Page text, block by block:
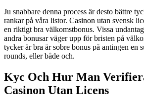
Ju snabbare denna process är desto bättre
rankar på våra listor. Casinon utan svensk
en riktigt bra välkomstbonus. Vissa
andra bonusar väger upp för bristen på
tycker är bra är sobre bonus på antingen en
rounds, eller både och.
Kyc Och Hur Man
Casinon Utan Licens